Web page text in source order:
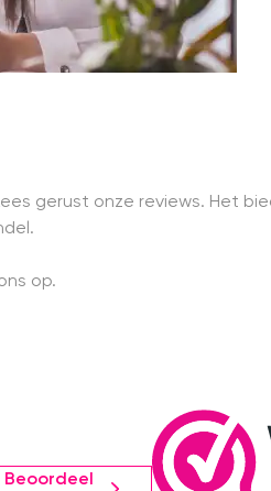
gerust onze reviews. Het
op.
Beoordeel